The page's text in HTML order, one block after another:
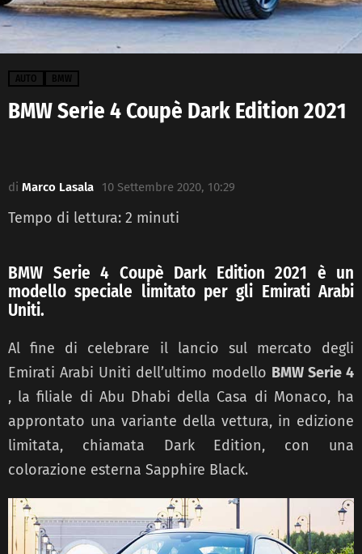
AUTO BMW
BMW Serie 4 Coupè Dark Edition 2021
di Marco Lasala 10 Settembre 2020, 10:29
Tempo di lettura: 2 minuti
BMW Serie 4 Coupè Dark Edition 2021 è un
modello speciale limitato per gli Emirati Arabi
Uniti.
Al fine di celebrare il lancio sul mercato degli
Emirati Arabi Uniti dell’ultimo modello BMW Serie 4
, la filiale di Abu Dhabi della Casa di Monaco, ha
approntato una variante della vettura, in edizione
limitata, chiamata Dark Edition, con una
colorazione esterna Sapphire Black.